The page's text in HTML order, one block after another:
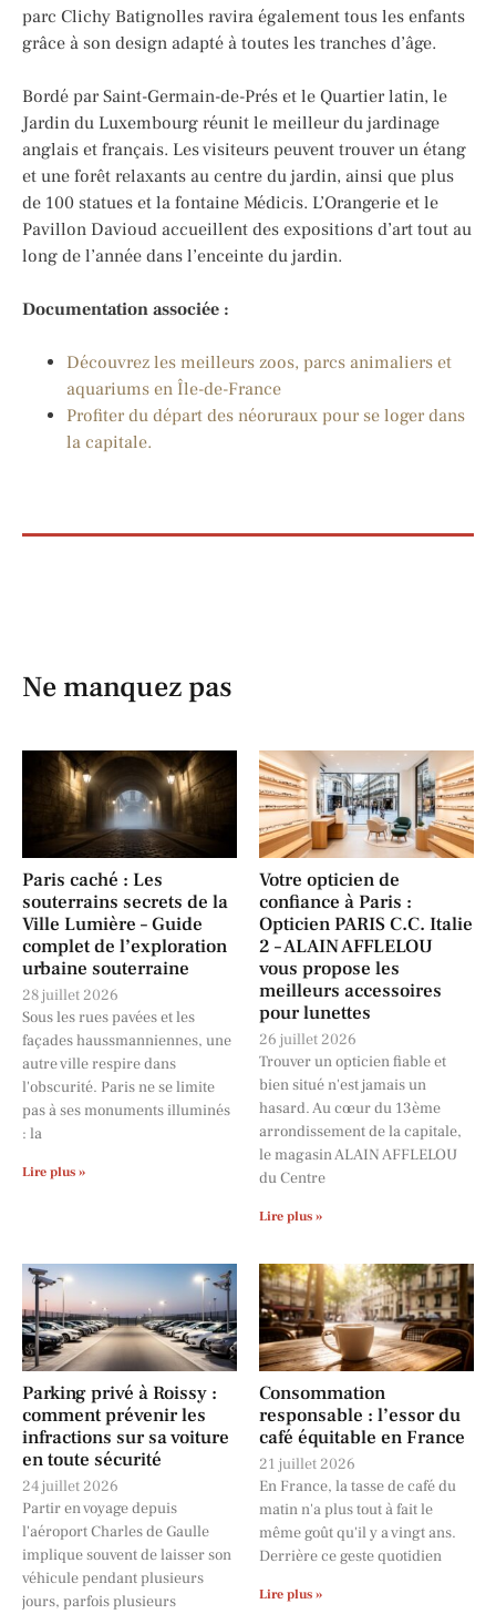
parc Clichy Batignolles ravira également tous les enfants
grâce à son design adapté à toutes les tranches d’âge.
Bordé par Saint-Germain-de-Prés et le Quartier latin, le
Jardin du Luxembourg réunit le meilleur du jardinage
anglais et français. Les visiteurs peuvent trouver un étang
et une forêt relaxants au centre du jardin, ainsi que plus
de 100 statues et la fontaine Médicis. L’Orangerie et le
Pavillon Davioud accueillent des expositions d’art tout au
long de l’année dans l’enceinte du jardin.
Documentation associée :
Découvrez les meilleurs zoos, parcs animaliers et
aquariums en Île-de-France
Profiter du départ des néoruraux pour se loger dans
la capitale.
Ne manquez pas
Paris caché : Les
souterrains secrets de la
Ville Lumière – Guide
complet de l’exploration
urbaine souterraine
28 juillet 2026
Sous les rues pavées et les
façades haussmanniennes, une
autre ville respire dans
l'obscurité. Paris ne se limite
pas à ses monuments illuminés
: la
Lire plus »
Votre opticien de
confiance à Paris :
Opticien PARIS C.C. Italie
2 – ALAIN AFFLELOU
vous propose les
meilleurs accessoires
pour lunettes
26 juillet 2026
Trouver un opticien fiable et
bien situé n'est jamais un
hasard. Au cœur du 13ème
arrondissement de la capitale,
le magasin ALAIN AFFLELOU
du Centre
Lire plus »
Parking privé à Roissy :
comment prévenir les
infractions sur sa voiture
en toute sécurité
24 juillet 2026
Partir en voyage depuis
l'aéroport Charles de Gaulle
implique souvent de laisser son
véhicule pendant plusieurs
jours, parfois plusieurs
Consommation
responsable : l’essor du
café équitable en France
21 juillet 2026
En France, la tasse de café du
matin n'a plus tout à fait le
même goût qu'il y a vingt ans.
Derrière ce geste quotidien
Lire plus »